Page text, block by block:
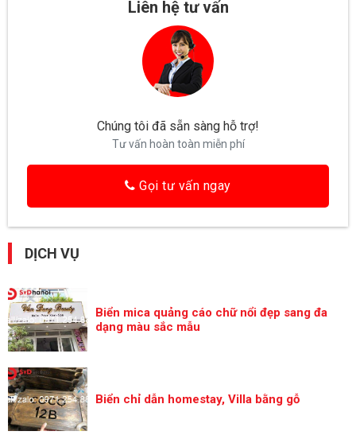
Liên hệ tư vấn
Chúng tôi đã sẵn sàng hỗ trợ!
Tư vấn hoàn toàn miễn phí
Gọi tư vấn ngay
DỊCH VỤ
Biển mica quảng cáo chữ nổi đẹp sang đa
dạng màu sắc mẫu
Biển chỉ dẫn homestay, Villa bằng gỗ